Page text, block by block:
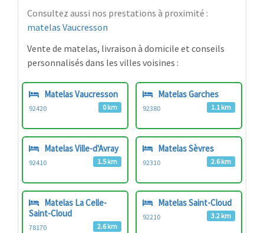
Consultez aussi nos prestations à proximité :
matelas Vaucresson
Vente de matelas, livraison à domicile et conseils
personnalisés dans les villes voisines :
Matelas Vaucresson
92420 0 km
Matelas Garches
92380 1.1 km
Matelas Ville-d'Avray
92410 1.5 km
Matelas Sèvres
92310 2.6 km
Matelas La Celle-
Saint-Cloud
78170 2.6 km
Matelas Saint-Cloud
92210 3.2 km